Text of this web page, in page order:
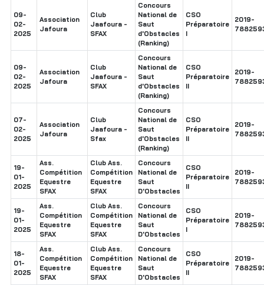
09-
02-
2025
Association
Jafoura
Club
Jaafoura -
SFAX
Concours
National de
Saut
d'Obstacles
(Ranking)
CSO
Préparatoire
I
2019-
09-
02-
2025
Association
Jafoura
Club
Jaafoura -
SFAX
Concours
National de
Saut
d'Obstacles
(Ranking)
CSO
Préparatoire
II
2019-
07-
02-
2025
Association
Jafoura
Club
Jaafoura -
Sfax
Concours
National de
Saut
d'Obstacles
(Ranking)
CSO
Préparatoire
II
2019-
19-
01-
2025
Ass.
Compétition
Equestre
SFAX
Club Ass.
Compétition
Equestre
SFAX
Concours
National de
Saut
D'Obstacles
CSO
Préparatoire
II
2019-
19-
01-
2025
Ass.
Compétition
Equestre
SFAX
Club Ass.
Compétition
Equestre
SFAX
Concours
National de
Saut
D'Obstacles
CSO
Préparatoire
I
2019-
18-
01-
2025
Ass.
Compétition
Equestre
SFAX
Club Ass.
Compétition
Equestre
SFAX
Concours
National de
Saut
D'Obstacles
CSO
Préparatoire
II
2019-